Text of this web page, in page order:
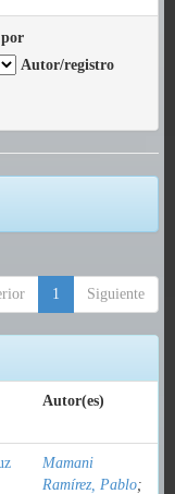
Autor/registro
1 Siguiente
Autor(es)
Mamani
Ramírez, Pablo;